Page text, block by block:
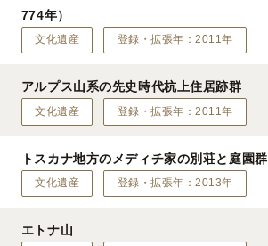
774年）
文化遺産 登録・拡張年：2011年
アルプス山系の先史時代杭上住居跡群
文化遺産 登録・拡張年：2011年
トスカナ地方のメディチ家の別荘と庭園群
文化遺産 登録・拡張年：2013年
エトナ山